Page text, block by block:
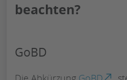
beachten?
GoBD